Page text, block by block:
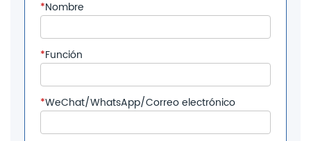
*Nombre
*Función
*WeChat/WhatsApp/Correo electrónico